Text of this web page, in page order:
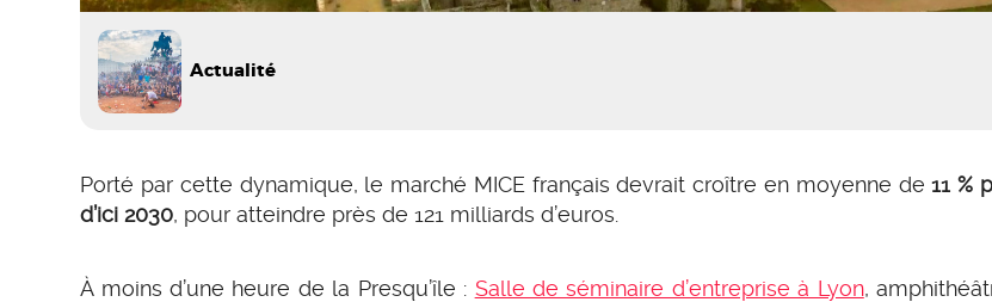
Actualité
Porté par cette dynamique, le marché MICE français devrait croître en moyenne de11 %
d’ici 2030, pour atteindre près de 121 milliards d’euros.
À moins d’une heure de la Presqu’île : Salle de séminaire d’entreprise à Lyon,